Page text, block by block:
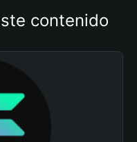
contenido